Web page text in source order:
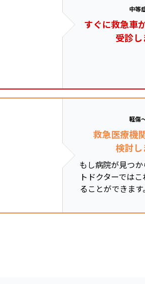
中等
すぐに救急車
受診し
軽傷
救急医療機
検討し
もし病院が見つ
トドクターでは
ることができます